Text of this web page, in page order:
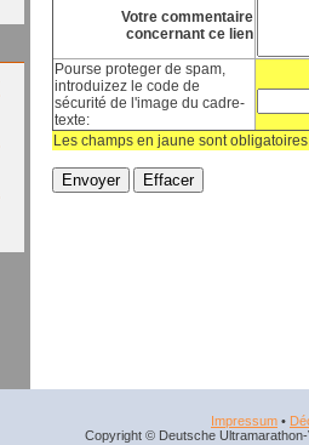
Votre commentaire
concernant ce lien
Pourse proteger de spam,
introduizez le code de
sécurité de l'image du cadre-
texte:
Les champs en jaune sont
Impressum •
Copyright © Deutsche